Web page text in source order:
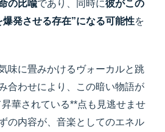
の比喩であり、同時に彼がこの
発させる存在”になる可能性を
味に畳みかけるヴォーカルと跳
合わせにより、この暗い物語が
昇華されている**点も見逃せませ
の内容が、音楽としてのエネル